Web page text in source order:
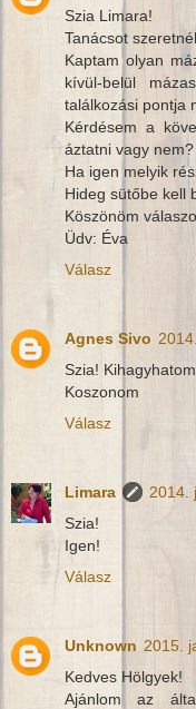
Szia Limara!
Tanácsot
Kaptam olyan
kívül-belül
találkozási pontja
Kérdésem a
áztatni vagy nem?
Ha igen melyik
Hideg sütőbe kell
Köszönöm
Üdv: Éva
Válasz
Agnes Sivo
Szia!
Koszonom
Válasz
Limara
2014.
Szia!
Igen!
Válasz
Unknown 2015.
Kedves Hölgyek!
Ajánlom az